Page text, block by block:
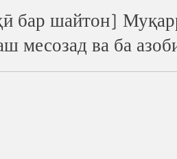
бар шайтон]
месозад ва ба